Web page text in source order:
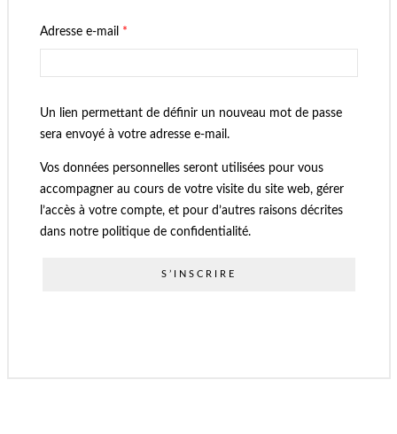
Adresse e-mail *
Un lien permettant de définir un nouveau mot de passe
sera envoyé à votre adresse e-mail.
Vos données personnelles seront utilisées pour vous
accompagner au cours de votre visite du site web, gérer
l’accès à votre compte, et pour d’autres raisons décrites
dans notre politique de confidentialité.
S’INSCRIRE